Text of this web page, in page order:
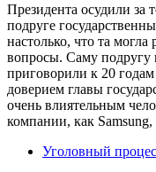
Президента осудили за
подруге
настолько, что та
вопросы. Саму
приговорили к 20
доверием главы
очень влиятельным
компании, как
Уголовный